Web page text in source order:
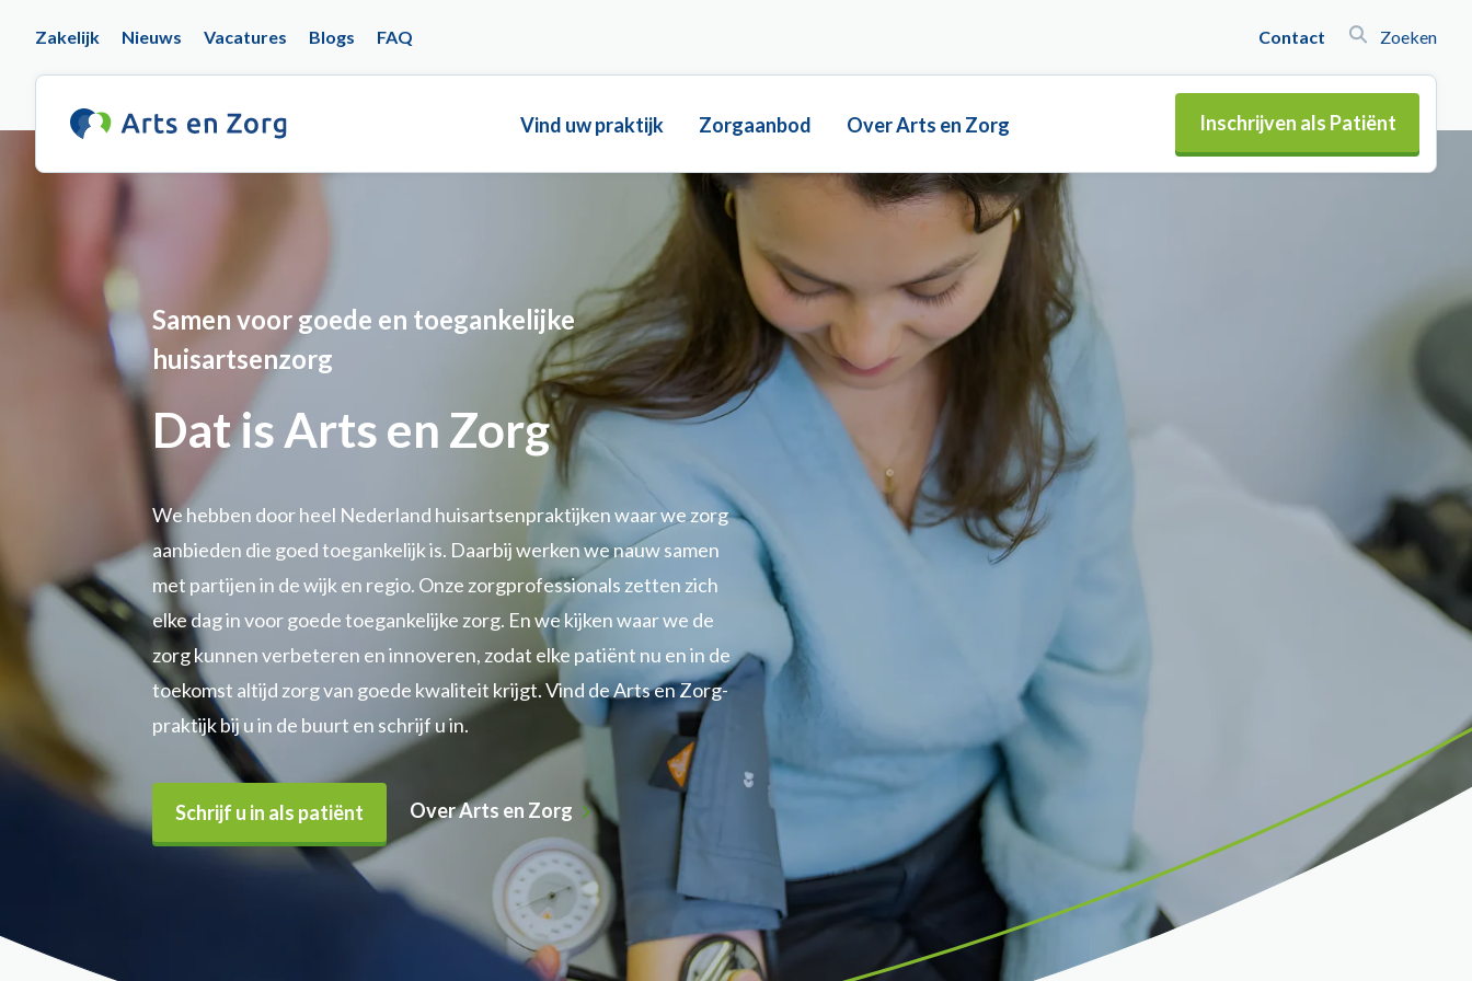
Main
Vind uw praktijk Zorgaanbod Over Arts en Zorg Inschrijven als Patiënt
Top
navigation
Zakelijk Nieuws Vacatures Blogs FAQ Contact Zoeken
Samen voor goede en toegankelijke
huisartsenzorg
Dat is Arts en Zorg
We hebben door heel Nederland huisartsenpraktijken waar we zorg
aanbieden die goed toegankelijk is. Daarbij werken we nauw samen
met partijen in de wijk en regio. Onze zorgprofessionals zetten zich
elke dag in voor goede toegankelijke zorg. En we kijken waar we de
zorg kunnen verbeteren en innoveren, zodat elke patiënt nu en in de
toekomst altijd zorg van goede kwaliteit krijgt. Vind de Arts en Zorg-
praktijk bij u in de buurt en schrijf u in.
Schrijf u in als patiënt Over Arts en Zorg